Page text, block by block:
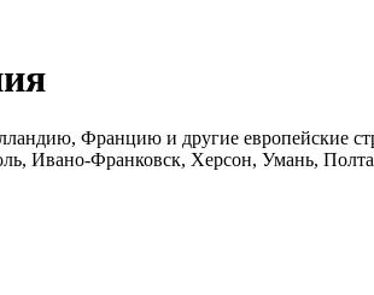
Францию и другие европейские
Ивано-Франковск, Херсон, Умань,